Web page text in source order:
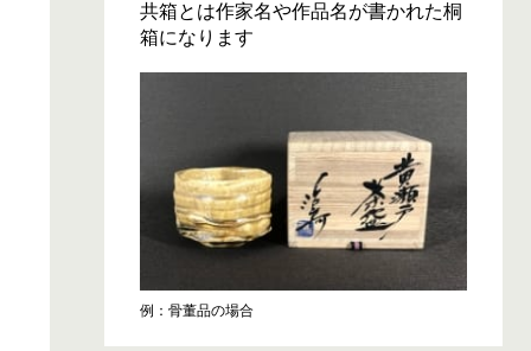
共箱とは作家名や作品名が書かれた桐
箱になります
例：骨董品の場合